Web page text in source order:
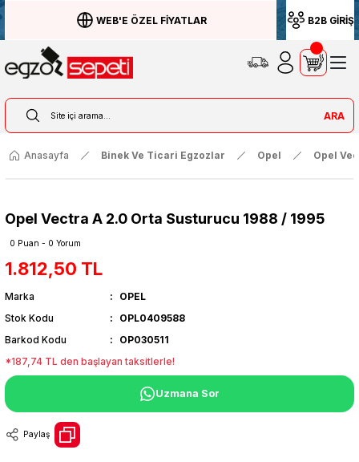
WEB'E ÖZEL FİYATLAR B2B GİRİŞ
ARA
Anasayfa Binek Ve Ticari Egzozlar Opel Opel
Opel Vectra A 2.0 Orta Susturucu 1988 / 1995
0 Puan - 0 Yorum
1.812,50 TL
Marka
OPEL
Stok Kodu
OPL0409588
Barkod Kodu
OP030511
*187,74 TL den başlayan taksitlerle!
Uzmana Sor
Paylaş